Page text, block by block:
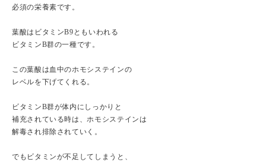
必須の栄養素です。
葉酸はビタミンB9ともいわれる
ビタミンB群の一種です。
この葉酸は血中のホモシステインの
レベルを下げてくれる。
ビタミンB群が体内にしっかりと
補充されている時は、ホモシステインは
解毒され排除されていく。
でもビタミンが不足してしまうと、